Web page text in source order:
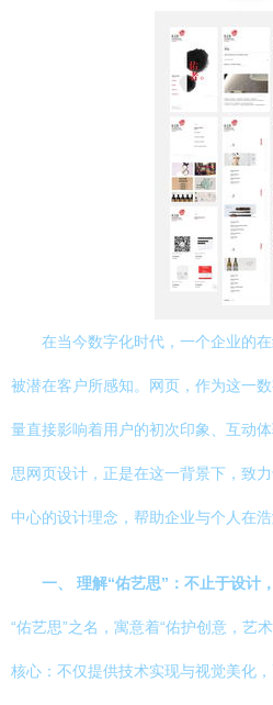
在当今数字化时代，一个企业的
被潜在客户所感知。网页，作为这一
量直接影响着用户的初次印象、互动
思网页设计，正是在这一背景下，致
中心的设计理念，帮助企业与个人在
一、 理解“佑艺思”：不止于设计
“佑艺思”之名，寓意着“佑护创意，艺
核心：不仅提供技术实现与视觉美化